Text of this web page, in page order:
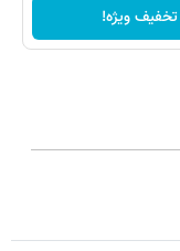
تخفیف ویژه!